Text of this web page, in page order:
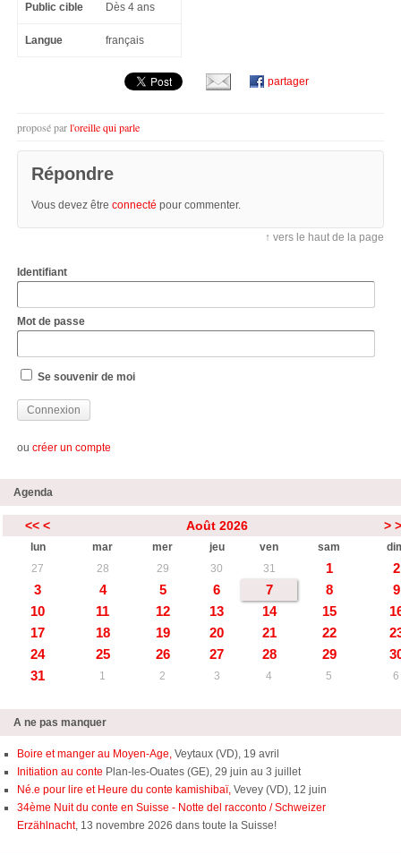
Public cible Dès 4 ans
Langue français
partager
proposé parl'oreille qui parle
Répondre
Vous devez être connecté pour commenter.
↑ vers le haut de la page
Identifiant
Mot de passe
Se souvenir de moi
ou créer un compte
Agenda
<< < Août 2026 >
lun mar mer jeu ven sam
27
28 29 30 31 1
2
3
4 5 6 7 8
9
10
11 12 13 14 15
17
18 19 20 21 22
24
25 26 27 28 29
31
1 2 3 4 5 6
A ne pas manquer
Boire et manger au Moyen-Age, Veytaux (VD), 19 avril
Initiation au conte Plan-les-Ouates (GE), 29 juin au 3 juillet
Né.e pour lire et Heure du conte kamishibaï, Vevey (VD), 12 juin
34ème Nuit du conte en Suisse - Notte del racconto / Schweizer
Erzählnacht, 13 novembre 2026 dans toute la Suisse!